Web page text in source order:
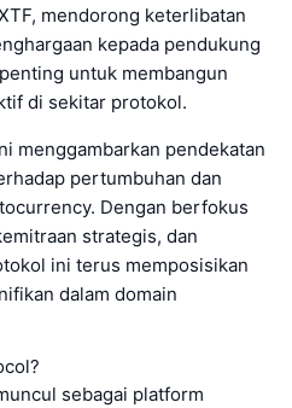
mendorong keterlibatan
kepada pendukung
untuk membangun
di sekitar protokol.
menggambarkan pendekatan
pertumbuhan dan
Dengan berfokus
strategis, dan
ini terus memposisikan
dalam domain
sebagai platform